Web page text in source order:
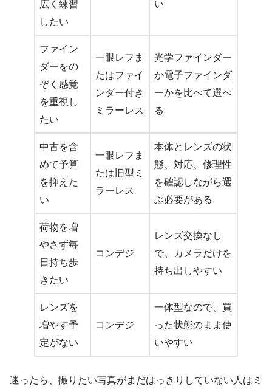
広く練習
したい
い
ファイン
ダーをの
ぞく感覚
を重視し
たい
一眼レフま
たはファイ
ンダー付き
ミラーレス
光学ファインダー
か電子ファインダ
ーかを比べて選べ
る
中古を含
めて予算
を抑えた
い
一眼レフま
たは旧型ミ
ラーレス
本体とレンズの状
態、対応、修理性
を確認しながら選
ぶ必要がある
荷物を増
やさず毎
日持ち歩
きたい
コンデジ
レンズ交換なし
で、カメラだけを
持ち出しやすい
レンズを
増やす予
定がない
コンデジ
一体型なので、買
った状態のまま使
いやすい
迷ったら、撮りたい写真がまだはっきりしていない人はミ